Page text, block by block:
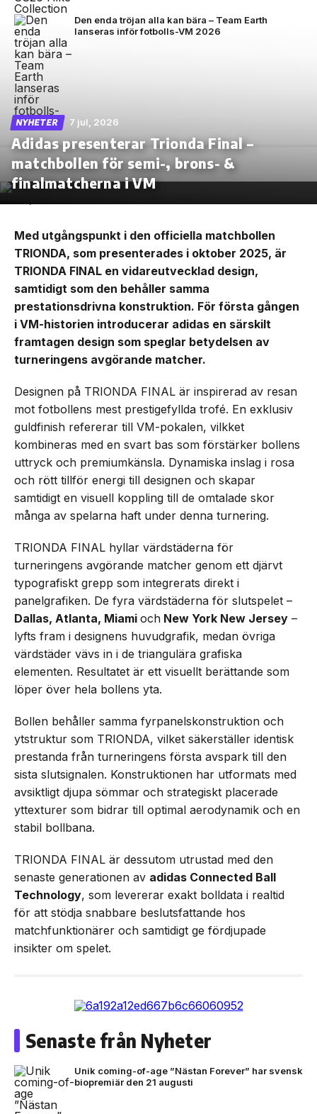
Den enda tröjan alla kan bära – Team Earth
lanseras inför fotbolls-VM 2026
NYHETER 7 jul, 2026
Adidas presenterar Trionda Final –
matchbollen för semi-, brons- &
finalmatcherna i VM
Med utgångspunkt i den officiella matchbollen
TRIONDA, som presenterades i oktober 2025, är
TRIONDA FINAL en vidareutvecklad design,
samtidigt som den behåller samma
prestationsdrivna konstruktion. För första gången
i VM-historien introducerar adidas en särskilt
framtagen design som speglar betydelsen av
turneringens avgörande matcher.
Designen på TRIONDA FINAL är inspirerad av resan
mot fotbollens mest prestigefyllda trofé. En exklusiv
guldfinish refererar till VM-pokalen, vilkket
kombineras med en svart bas som förstärker bollens
uttryck och premiumkänsla. Dynamiska inslag i rosa
och rött tillför energi till designen och skapar
samtidigt en visuell koppling till de omtalade skor
många av spelarna haft under denna turnering.
TRIONDA FINAL hyllar värdstäderna för
turneringens avgörande matcher genom ett djärvt
typografiskt grepp som integrerats direkt i
panelgrafiken. De fyra värdstäderna för slutspelet –
Dallas, Atlanta, Miami och New York New Jersey –
lyfts fram i designens huvudgrafik, medan övriga
värdstäder vävs in i de triangulära grafiska
elementen. Resultatet är ett visuellt berättande som
löper över hela bollens yta.
Bollen behåller samma fyrpanelskonstruktion och
ytstruktur som TRIONDA, vilket säkerställer identisk
prestanda från turneringens första avspark till den
sista slutsignalen. Konstruktionen har utformats med
avsiktligt djupa sömmar och strategiskt placerade
yttexturer som bidrar till optimal aerodynamik och en
stabil bollbana.
TRIONDA FINAL är dessutom utrustad med den
senaste generationen av adidas Connected Ball
Technology, som levererar exakt bolldata i realtid
för att stödja snabbare beslutsfattande hos
matchfunktionärer och samtidigt ge fördjupade
insikter om spelet.
Senaste från Nyheter
Unik coming-of-age ”Nästan Forever” har svensk
biopremiär den 21 augusti